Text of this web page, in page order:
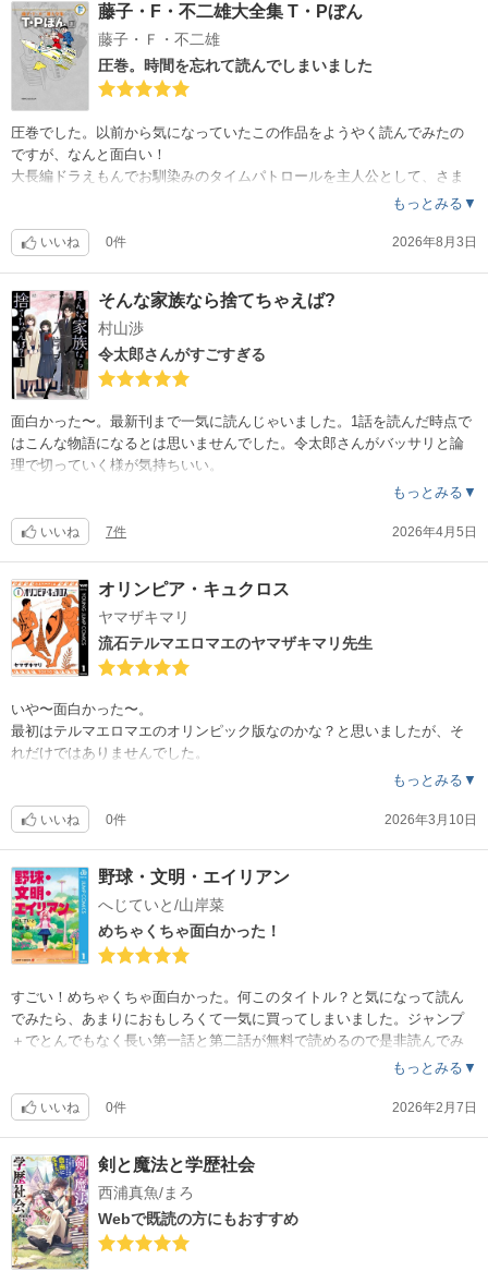
藤子・F・不二雄大全集 T・Pぼん
藤子・Ｆ・不二雄
圧巻。時間を忘れて読んでしまいました
圧巻でした。以前から気になっていたこの作品をようやく読んでみたの
ですが、なんと面白い！
大長編ドラえもんでお馴染みのタイムパトロールを主人公として、さま
ざまな場所・時代を舞台に活躍していく様は本当にワクワクドキドキし
んですよね。描かれるさまざまな時代の描写が素晴らしく、それでいて
山光輝「三国志」が載っていたなんて豪華すぎる。
もっとみる▼
いいね 0件 2026年8月3日
そんな家族なら捨てちゃえば?
村山渉
令太郎さんがすごすぎる
面白かった〜。最新刊まで一気に読んじゃいました。1話を読んだ時点で
はこんな物語になるとは思いませんでした。令太郎さんがバッサリと論
理で切っていく様が気持ちいい。
しっかしこんなに家庭や子供の学校のトラブルを解決しながら仕事もし
の自分が恥ずかしくなります。
もっとみる▼
いいね 7件 2026年4月5日
オリンピア・キュクロス
ヤマザキマリ
流石テルマエロマエのヤマザキマリ先生
いや〜面白かった〜。
最初はテルマエロマエのオリンピック版なのかな？と思いましたが、そ
れだけではありませんでした。
主人公は素晴らしい運動能力を持っているが、競争が嫌いな心優しい壺
に沸く1964年の東京にタイムスリップして〜という話。デメトリオス君
索する場面は本当にスリリングで面白かった。
ちょっと知的なエンターテイメントを笑いながら楽しめます。
テルマエロマエ同様、おっさんの顔だけで笑わせてくれる絵力は相変わ
らずだなぁ。何気ない小さなコマがメッチャ笑えたりします。
もっとみる▼
いいね 0件 2026年3月10日
野球・文明・エイリアン
へじていと/山岸菜
めちゃくちゃ面白かった！
すごい！めちゃくちゃ面白かった。何このタイトル？と気になって読ん
でみたら、あまりにおもしろくて一気に買ってしまいました。ジャンプ
＋でとんでもなく長い第一話と第二話が無料で読めるので是非読んでみ
てください。そして私と同じようにハマってくれるといいな。
にか違う星に転移してしまったカップルが、異星人に野球を教えて、文
んです。異星人と体の構造が違うから、投げる・打つが人間と同じよう
にはできません。異星人の体に合わせた方法を試行錯誤するのです。思
考実験が面白いですよね。こういった事を説明臭くならないように絵で
伝えてくれるんですよね。野球をフックにしてとても読みやすいので是
非読んでみてください。
もっとみる▼
いいね 0件 2026年2月7日
剣と魔法と学歴社会
西浦真魚/まろ
Webで既読の方にもおすすめ